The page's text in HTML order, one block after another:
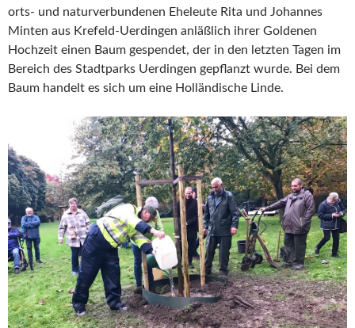
orts- und naturverbundenen Eheleute Rita und Johannes
Minten aus Krefeld-Uerdingen anläßlich ihrer Goldenen
Hochzeit einen Baum gespendet, der in den letzten Tagen im
Bereich des Stadtparks Uerdingen gepflanzt wurde. Bei dem
Baum handelt es sich um eine Holländische Linde.